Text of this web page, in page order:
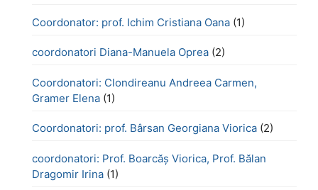
Coordonator: prof. Ichim Cristiana Oana (1)
coordonatori Diana-Manuela Oprea (2)
Coordonatori: Clondireanu Andreea Carmen,
Gramer Elena (1)
Coordonatori: prof. Bârsan Georgiana Viorica (2)
coordonatori: Prof. Boarcăș Viorica, Prof. Bălan
Dragomir Irina (1)